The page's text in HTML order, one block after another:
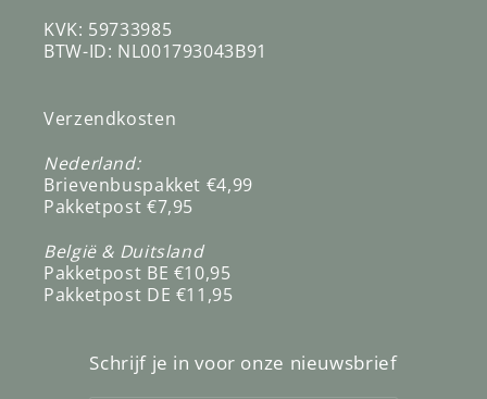
KVK: 59733985
BTW-ID: NL001793043B91
Verzendkosten
Nederland:
Brievenbuspakket €4,99
Pakketpost €7,95
België & Duitsland
Pakketpost BE €10,95
Pakketpost DE €11,95
Schrijf je in voor onze nieuwsbrief